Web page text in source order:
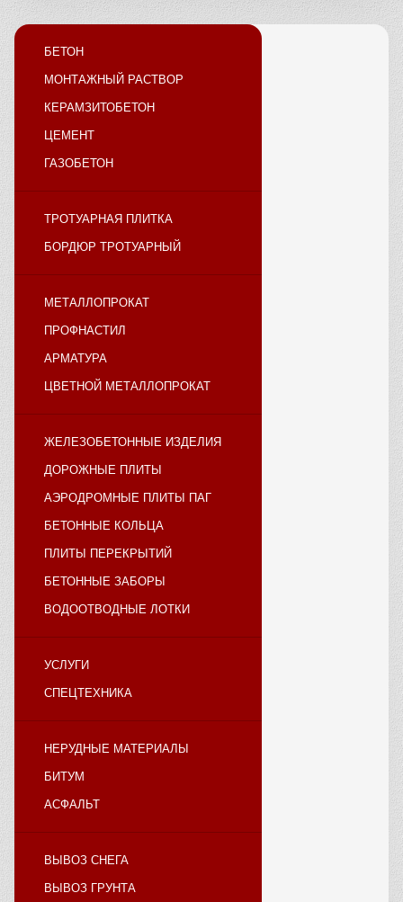
БЕТОН
МОНТАЖНЫЙ РАСТВОР
КЕРАМЗИТОБЕТОН
ЦЕМЕНТ
ГАЗОБЕТОН
ТРОТУАРНАЯ ПЛИТКА
БОРДЮР ТРОТУАРНЫЙ
МЕТАЛЛОПРОКАТ
ПРОФНАСТИЛ
АРМАТУРА
ЦВЕТНОЙ МЕТАЛЛОПРОКАТ
ЖЕЛЕЗОБЕТОННЫЕ ИЗДЕЛИЯ
ДОРОЖНЫЕ ПЛИТЫ
АЭРОДРОМНЫЕ ПЛИТЫ ПАГ
БЕТОННЫЕ КОЛЬЦА
ПЛИТЫ ПЕРЕКРЫТИЙ
БЕТОННЫЕ ЗАБОРЫ
ВОДООТВОДНЫЕ ЛОТКИ
УСЛУГИ
СПЕЦТЕХНИКА
НЕРУДНЫЕ МАТЕРИАЛЫ
БИТУМ
АСФАЛЬТ
ВЫВОЗ СНЕГА
ВЫВОЗ ГРУНТА